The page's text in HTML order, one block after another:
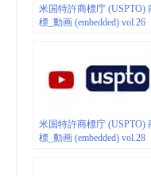
米国特許商標庁 (USPTO)
標_動画 (embedded) vol.26
米国特許商標庁 (USPTO)
標_動画 (embedded) vol.28